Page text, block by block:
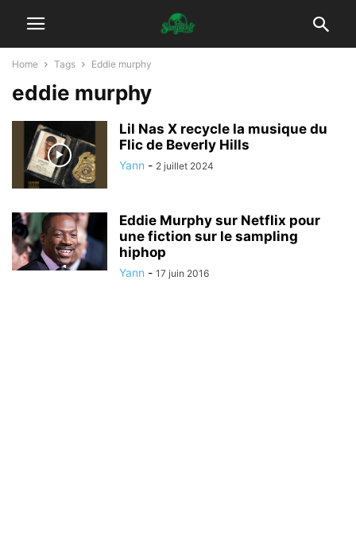
Home Tags Eddie murphy
eddie murphy
Lil Nas X recycle la musique du
Flic de Beverly Hills
Yann - 2 juillet 2024
Eddie Murphy sur Netflix pour
une fiction sur le sampling
hiphop
Yann - 17 juin 2016